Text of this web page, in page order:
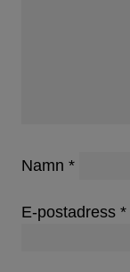
Namn *
E-postadress *